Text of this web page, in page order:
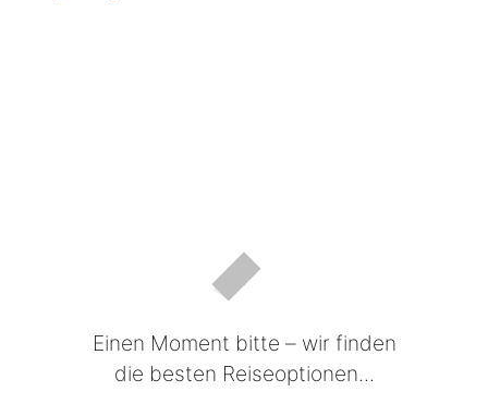
Einen Moment bitte – wir finden
die besten Reiseoptionen...